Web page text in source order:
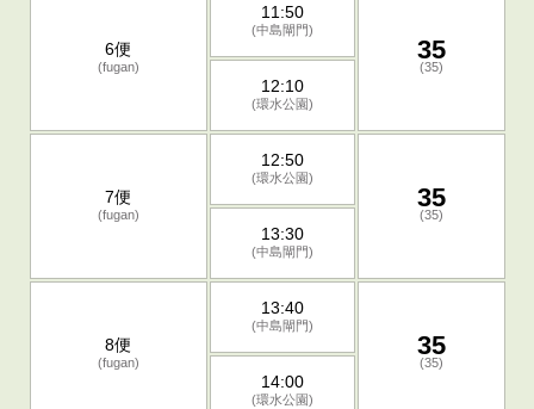
6便
(fugan)
11:50
(中島閘門)
35
(35)
12:10
(環水公園)
7便
(fugan)
12:50
(環水公園)
35
(35)
13:30
(中島閘門)
8便
(fugan)
13:40
(中島閘門)
35
(35)
14:00
(環水公園)